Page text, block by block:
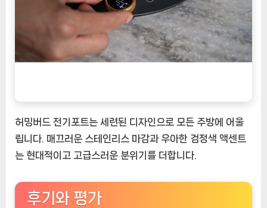
허밍버드 전기포트는 세련된 디자인으로 모든 주방에 어울
립니다. 매끄러운 스테인리스 마감과 우아한 검정색 액센트
는 현대적이고 고급스러운 분위기를 더합니다.
후기와 평가